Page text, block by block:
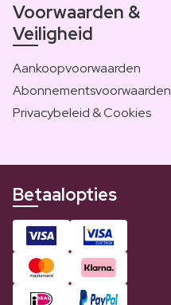
Voorwaarden &
Veiligheid
Aankoopvoorwaarden
Abonnementsvoorwaarden
Privacybeleid & Cookies
Betaalopties